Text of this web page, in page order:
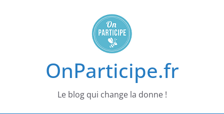
OnParticipe.fr
Le blog qui change la donne !